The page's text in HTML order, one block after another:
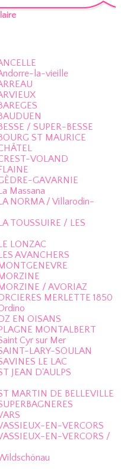
la-vieille
/ SUPER-BESSE
ST MAURICE
VOLAND
GAVARNIE
Massana
NORMA / Villarodin-
TOUSSUIRE / LES
LONZAC
AVANCHERS
/ AVORIAZ
MERLETTE 1850
EN OISANS
MONTALBERT
Cyr sur Mer
LARY-SOULAN
LE LAC
JEAN D'AULPS
MARTIN DE BELLEVILLE
EN-VERCORS
EN-VERCORS /